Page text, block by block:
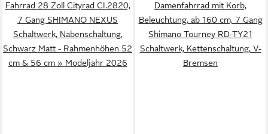
Fahrrad 28 Zoll Cityrad CI.2820,
7 Gang SHIMANO NEXUS
Schaltwerk, Nabenschaltung,
Schwarz Matt - Rahmenhöhen 52
cm & 56 cm » Modeljahr 2026
Damenfahrrad mit Korb,
Beleuchtung, ab 160 cm, 7 Gang
Shimano Tourney RD-TY21
Schaltwerk, Kettenschaltung, V-
Bremsen